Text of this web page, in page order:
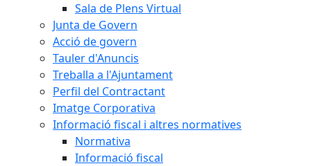
Sala de Plens Virtual
Junta de Govern
Acció de govern
Tauler d'Anuncis
Treballa a l'Ajuntament
Perfil del Contractant
Imatge Corporativa
Informació fiscal i altres normatives
Normativa
Informació fiscal